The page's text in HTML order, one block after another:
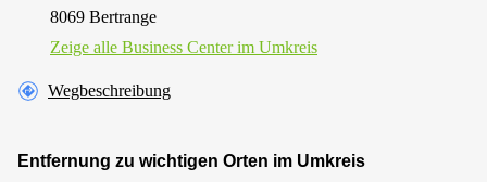
8069 Bertrange
Zeige alle Business Center im Umkreis
Wegbeschreibung
Entfernung zu wichtigen Orten im Umkreis